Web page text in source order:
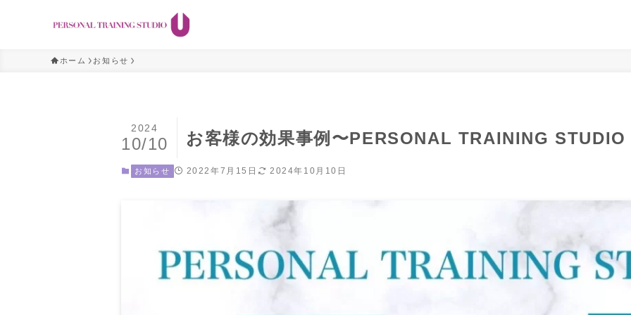
ホーム お知らせ
お客様の効果事例〜PERSONAL TRAINING STUDIO
2024
10/10
お知らせ 2022年7月15日 2024年10月10日